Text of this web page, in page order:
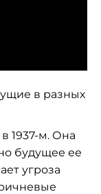
в разных
1937-м. Она
будущее ее
угроза